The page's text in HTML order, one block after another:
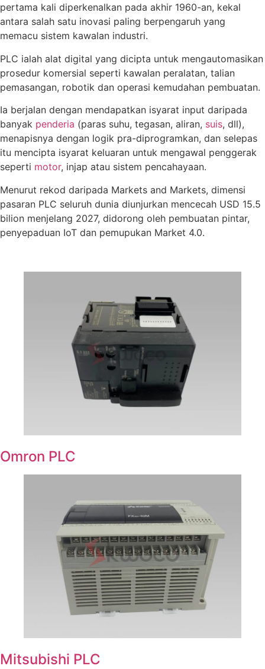
pertama kali diperkenalkan pada akhir 1960-an, kekal
antara salah satu inovasi paling berpengaruh yang
memacu sistem kawalan industri.
PLC ialah alat digital yang dicipta untuk mengautomasikan
prosedur komersial seperti kawalan peralatan, talian
pemasangan, robotik dan operasi kemudahan pembuatan.
Ia berjalan dengan mendapatkan isyarat input daripada
banyak penderia (paras suhu, tegasan, aliran, suis, dll),
menapisnya dengan logik pra-diprogramkan, dan selepas
itu mencipta isyarat keluaran untuk mengawal penggerak
seperti motor, injap atau sistem pencahayaan.
Menurut rekod daripada Markets and Markets, dimensi
pasaran PLC seluruh dunia diunjurkan mencecah USD 15.5
bilion menjelang 2027, didorong oleh pembuatan pintar,
penyepaduan IoT dan pemupukan Market 4.0.
Omron PLC
Mitsubishi PLC